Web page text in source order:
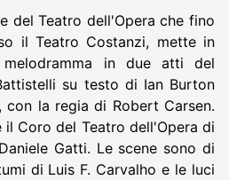
del Teatro dell'Opera che fino
il Teatro Costanzi, mette in
melodramma in due atti del
su testo di Ian Burton
con la regia di Robert Carsen.
il Coro del Teatro dell'Opera di
Gatti. Le scene sono di
di Luis F. Carvalho e le luci